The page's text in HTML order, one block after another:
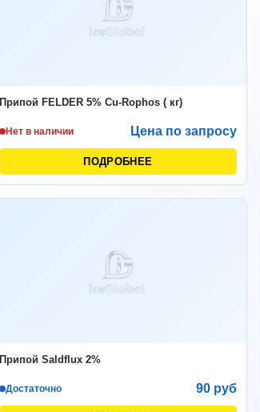
Припой FELDER 5% Cu-Rophos ( кг)
Нет в наличии Цена по запросу
ПОДРОБНЕЕ
Припой Saldflux 2%
Достаточно 90 руб